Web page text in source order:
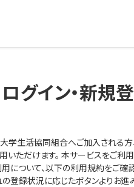
ログイン・新規
大学生活協同組合へご加入される方
いただけます。 本サービスをご利
用について、以下の利用規約をご確
登録状況に応じたボタンよりお進